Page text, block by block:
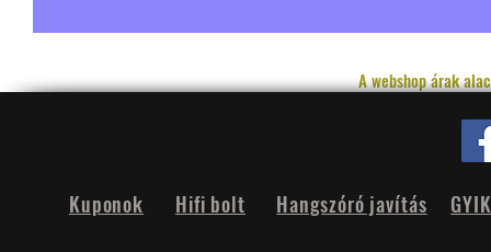
A webshop árak
Hifi bolt
Kuponok Hangszóró javítás GYIK